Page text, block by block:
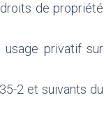
de propriété
usage privatif sur
2 et suivants du